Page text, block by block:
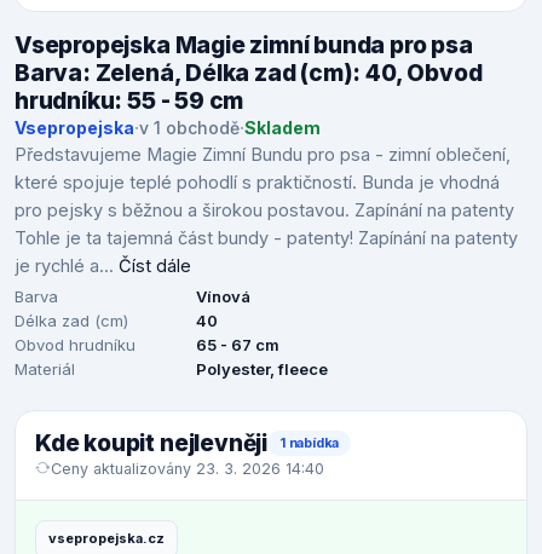
Vsepropejska Magie zimní bunda pro psa
Barva: Zelená, Délka zad (cm): 40, Obvod
hrudníku: 55 - 59 cm
Vsepropejska·v 1 obchodě·Skladem
Představujeme Magie Zimní Bundu pro psa - zimní oblečení,
které spojuje teplé pohodlí s praktičností. Bunda je vhodná
pro pejsky s běžnou a širokou postavou. Zapínání na patenty
Tohle je ta tajemná část bundy - patenty! Zapínání na patenty
je rychlé a... Číst dále
Barva
Vínová
Délka zad (cm)
40
Obvod hrudníku
65 - 67 cm
Materiál
Polyester, fleece
Kde koupit nejlevněji 1 nabídka
Ceny aktualizovány 23. 3. 2026 14:40
vsepropejska.cz